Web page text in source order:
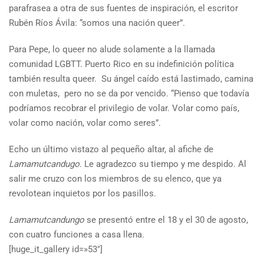
parafrasea a otra de sus fuentes de inspiración, el escritor
Rubén Ríos Ávila: “somos una nación queer”.
Para Pepe, lo queer no alude solamente a la llamada
comunidad LGBTT. Puerto Rico en su indefinición política
también resulta queer. Su ángel caído está lastimado, camina
con muletas, pero no se da por vencido. “Pienso que todavía
podríamos recobrar el privilegio de volar. Volar como país,
volar como nación, volar como seres”.
Echo un último vistazo al pequeño altar, al afiche de
Lamamutcandugo. Le agradezco su tiempo y me despido. Al
salir me cruzo con los miembros de su elenco, que ya
revolotean inquietos por los pasillos.
Lamamutcandungo se presentó entre el 18 y el 30 de agosto,
con cuatro funciones a casa llena.
[huge_it_gallery id=»53″]